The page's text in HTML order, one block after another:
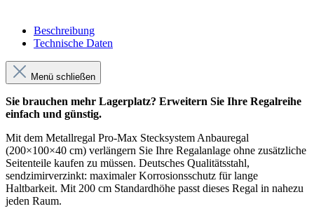
Beschreibung
Technische Daten
Menü schließen
Sie brauchen mehr Lagerplatz? Erweitern Sie Ihre Regalreihe
einfach und günstig.
Mit dem Metallregal Pro-Max Stecksystem Anbauregal
(200×100×40 cm) verlängern Sie Ihre Regalanlage ohne zusätzliche
Seitenteile kaufen zu müssen. Deutsches Qualitätsstahl,
sendzimirverzinkt: maximaler Korrosionsschutz für lange
Haltbarkeit. Mit 200 cm Standardhöhe passt dieses Regal in nahezu
jeden Raum.